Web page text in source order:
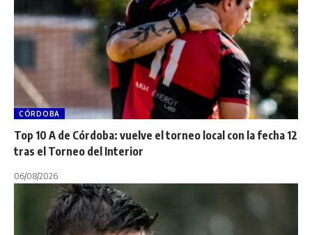
CÓRDOBA
Top 10 A de Córdoba: vuelve el torneo local con la fecha 12
tras el Torneo del Interior
06/08/2026